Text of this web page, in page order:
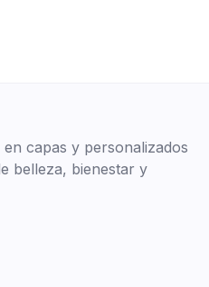
capas y personalizados
belleza, bienestar y